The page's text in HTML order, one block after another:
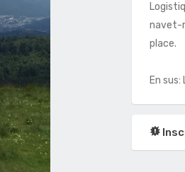
navet-
place.
En